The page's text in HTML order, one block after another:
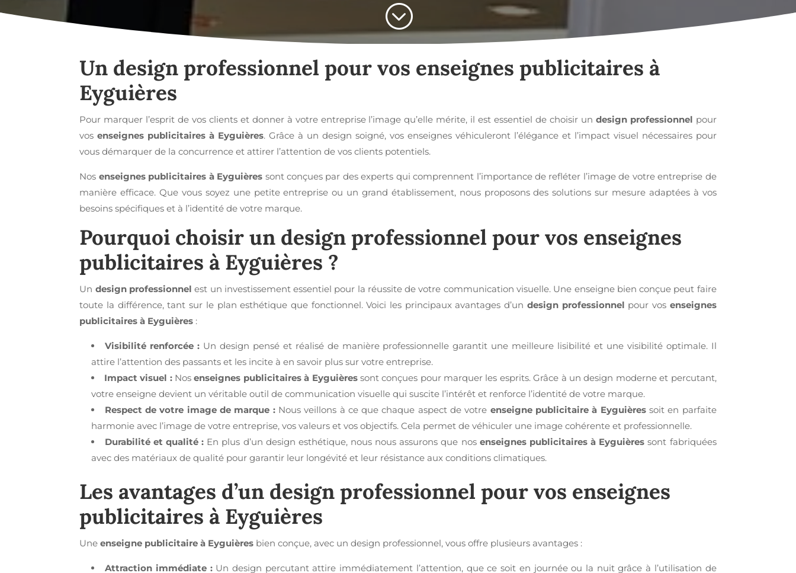
;
Un design professionnel pour vos enseignes publicitaires à
Eyguières
Pour marquer l’esprit de vos clients et donner à votre entreprise l’image qu’elle mérite, il est essentiel de choisir un design professionnel pour
vosenseignes publicitaires à Eyguières. Grâce à un design soigné, vos enseignes véhiculeront l’élégance et l’impact visuel nécessaires pour
vous démarquer de la concurrence et attirer l’attention de vos clients potentiels.
Nos enseignes publicitaires à Eyguières sont conçues par des experts qui comprennent l’importance de refléter l’image de votre entreprise de
manière efficace. Que vous soyez une petite entreprise ou un grand établissement, nous proposons des solutions sur mesure adaptées à vos
besoins spécifiques et à l’identité de votre marque.
Pourquoi choisir un design professionnel pour vos enseignes
publicitaires à Eyguières ?
Un design professionnel est un investissement essentiel pour la réussite de votre communication visuelle. Une enseigne bien conçue peut faire
toute la différence, tant sur le plan esthétique que fonctionnel. Voici les principaux avantages d’un design professionnel pour vos enseignes
publicitaires à Eyguières :
Visibilité renforcée : Un design pensé et réalisé de manière professionnelle garantit une meilleure lisibilité et une visibilité optimale. Il
attire l’attention des passants et les incite à en savoir plus sur votre entreprise.
Impact visuel :Nosenseignes publicitaires à Eyguièressont conçues pour marquer les esprits. Grâce à un design moderne et percutant,
votre enseigne devient un véritable outil de communication visuelle qui suscite l’intérêt et renforce l’identité de votre marque.
Respect de votre image de marque :Nous veillons à ce que chaque aspect de votre enseigne publicitaire à Eyguièressoit en parfaite
harmonie avec l’image de votre entreprise, vos valeurs et vos objectifs. Cela permet de véhiculer une image cohérente et professionnelle.
Durabilité et qualité : En plus d’un design esthétique, nous nous assurons que nos enseignes publicitaires à Eyguières sont fabriquées
avec des matériaux de qualité pour garantir leur longévité et leur résistance aux conditions climatiques.
Les avantages d’un design professionnel pour vos enseignes
publicitaires à Eyguières
Uneenseigne publicitaire à Eyguières bien conçue, avec un design professionnel, vous offre plusieurs avantages :
Attraction immédiate :Un design percutant attire immédiatement l’attention, que ce soit en journée ou la nuit grâce à l’utilisation de